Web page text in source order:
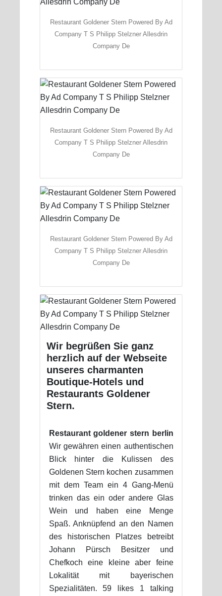
Restaurant Goldener Stern Powered By Ad
Company T S Philipp Stelzner Allesdrin
Company De
Restaurant Goldener Stern Powered By Ad
Company T S Philipp Stelzner Allesdrin
Company De
Restaurant Goldener Stern Powered By Ad
Company T S Philipp Stelzner Allesdrin
Company De
Wir begrüßen Sie ganz
herzlich auf der Webseite
unseres charmanten
Boutique-Hotels und
Restaurants Goldener
Stern.
Restaurant goldener stern berlin
Wir gewähren einen authentischen
Blick hinter die Kulissen des
Goldenen Stern kochen zusammen
mit dem Team ein 4 Gang-Menü
trinken das ein oder andere Glas
Wein und haben eine Menge
Spaß. Anknüpfend an den Namen
des historischen Platzes betreibt
Johann Pürsch Besitzer und
Chefkoch eine kleine aber feine
Lokalität mit bayerischen
Spezialitäten. 59 likes 1 talking